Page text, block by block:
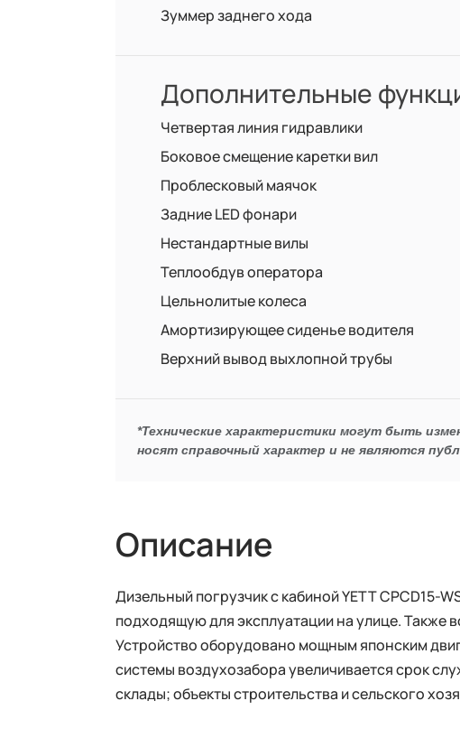
Зуммер заднего хода
Дополнительные
Четвертая линия гидравлики
Боковое смещение каретки вил
Проблесковый маячок
Задние LED фонари
Нестандартные вилы
Теплообдув оператора
Цельнолитые колеса
Амортизирующее сиденье водителя
Верхний вывод выхлопной трубы
*Технические характеристики могут быть
носят справочный характер и не являются
Описание
Дизельный погрузчик с кабиной YETT
подходящую для эксплуатации на улице.
Устройство оборудовано мощным японским
системы воздухозабора увеличивается срок
склады; объекты строительства и сельского